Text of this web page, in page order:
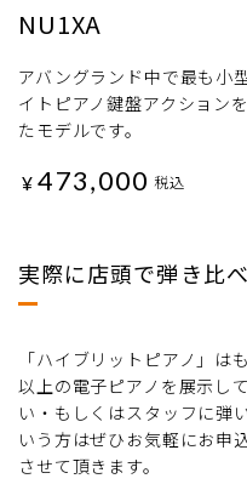
NU1XA
アバングランド中で最も小
イトピアノ鍵盤アクション
たモデルです。
¥ 473,000 税込
実際に店頭で弾き比
「ハイブリットピアノ」
以上の電子ピアノを展示し
い・もしくはスタッフに弾
いう方はぜひお気軽にお申
させて頂きます。